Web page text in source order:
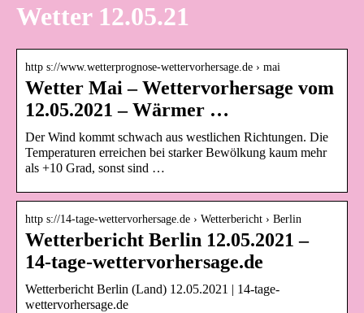
Wetter 12.05.21
http s://www.wetterprognose-wettervorhersage.de › mai
Wetter Mai – Wettervorhersage vom
12.05.2021 – Wärmer …
Der Wind kommt schwach aus westlichen Richtungen. Die
Temperaturen erreichen bei starker Bewölkung kaum mehr
als +10 Grad, sonst sind …
http s://14-tage-wettervorhersage.de › Wetterbericht › Berlin
Wetterbericht Berlin 12.05.2021 –
14-tage-wettervorhersage.de
Wetterbericht Berlin (Land) 12.05.2021 | 14-tage-
wettervorhersage.de